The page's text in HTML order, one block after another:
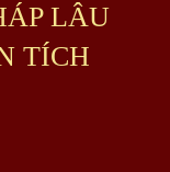
LÂU
TÍCH